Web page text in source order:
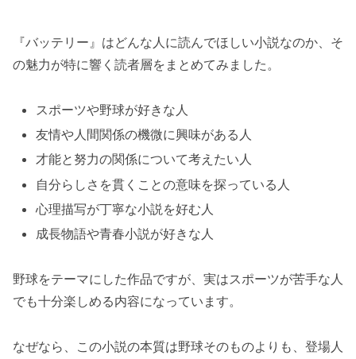
『バッテリー』はどんな人に読んでほしい小説なのか、そ
の魅力が特に響く読者層をまとめてみました。
スポーツや野球が好きな人
友情や人間関係の機微に興味がある人
才能と努力の関係について考えたい人
自分らしさを貫くことの意味を探っている人
心理描写が丁寧な小説を好む人
成長物語や青春小説が好きな人
野球をテーマにした作品ですが、実はスポーツが苦手な人
でも十分楽しめる内容になっています。
なぜなら、この小説の本質は野球そのものよりも、登場人